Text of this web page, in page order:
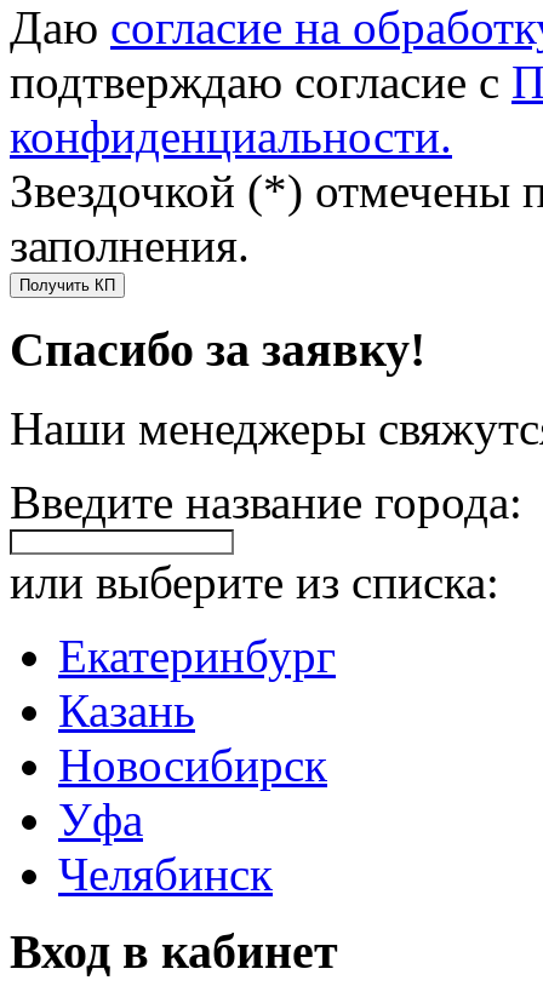
Даю согласие на
подтверждаю согласие с
конфиденциальности.
Звездочкой (*) отмечены
заполнения.
Получить КП
Спасибо за заявку!
Наши менеджеры
Введите название города:
или выберите из списка:
Екатеринбург
Казань
Новосибирск
Уфа
Челябинск
Вход в кабинет